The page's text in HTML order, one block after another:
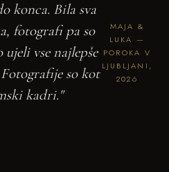
konca. Bila sva
fotografi pa so
vse najlepše
so kot
kadri."
MAJA &
LUKA —
POROKA V
LJUBLJANI,
2026